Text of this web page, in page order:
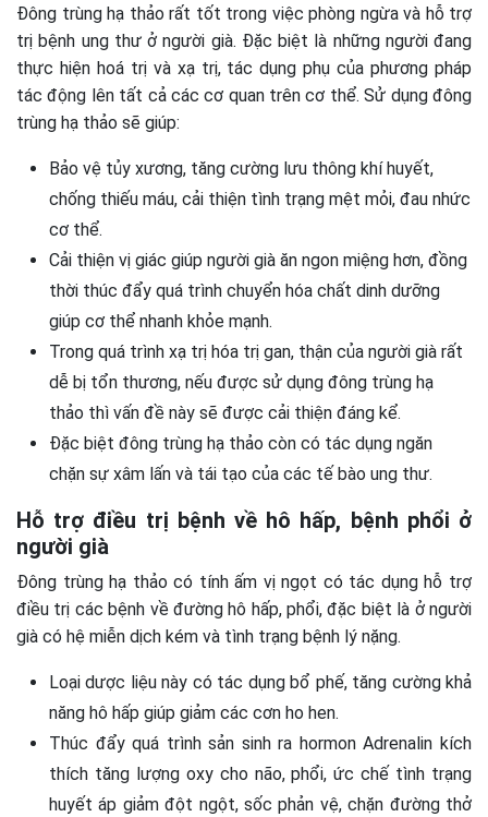
Đông trùng hạ thảo rất tốt trong việc phòng ngừa và hỗ trợ
trị bệnh ung thư ở người già. Đặc biệt là những người đang
thực hiện hoá trị và xạ trị, tác dụng phụ của phương pháp
tác động lên tất cả các cơ quan trên cơ thể. Sử dụng đông
trùng hạ thảo sẽ giúp:
Bảo vệ tủy xương, tăng cường lưu thông khí huyết,
chống thiếu máu, cải thiện tình trạng mệt mỏi, đau nhức
cơ thể.
Cải thiện vị giác giúp người già ăn ngon miệng hơn, đồng
thời thúc đẩy quá trình chuyển hóa chất dinh dưỡng
giúp cơ thể nhanh khỏe mạnh.
Trong quá trình xạ trị hóa trị gan, thận của người già rất
dễ bị tổn thương, nếu được sử dụng đông trùng hạ
thảo thì vấn đề này sẽ được cải thiện đáng kể.
Đặc biệt đông trùng hạ thảo còn có tác dụng ngăn
chặn sự xâm lấn và tái tạo của các tế bào ung thư.
Hỗ trợ điều trị bệnh về hô hấp, bệnh phổi ở
người già
Đông trùng hạ thảo có tính ấm vị ngọt có tác dụng hỗ trợ
điều trị các bệnh về đường hô hấp, phổi, đặc biệt là ở người
già có hệ miễn dịch kém và tình trạng bệnh lý nặng.
Loại dược liệu này có tác dụng bổ phế, tăng cường khả
năng hô hấp giúp giảm các cơn ho hen.
Thúc đẩy quá trình sản sinh ra hormon Adrenalin kích
thích tăng lượng oxy cho não, phổi, ức chế tình trạng
huyết áp giảm đột ngột, sốc phản vệ, chặn đường thở